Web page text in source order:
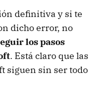
definitiva y si te
dicho error, no
los pasos
. Está claro que las
siguen sin ser todo